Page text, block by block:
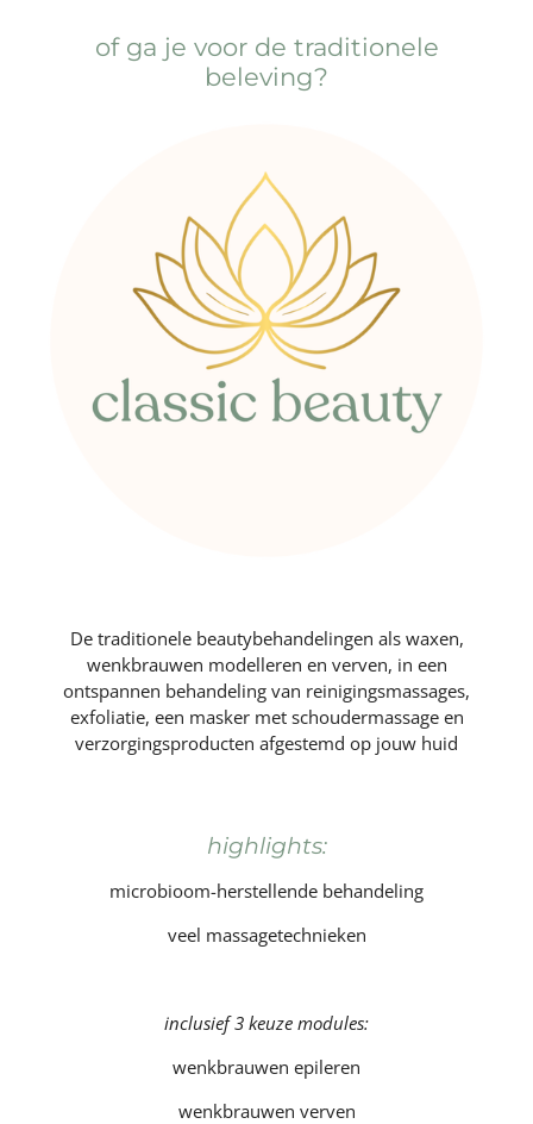
of ga je voor de traditionele
beleving?
De traditionele beautybehandelingen als waxen,
wenkbrauwen modelleren en verven, in een
ontspannen behandeling van reinigingsmassages,
exfoliatie, een masker met schoudermassage en
verzorgingsproducten afgestemd op jouw huid
highlights:
microbioom-herstellende behandeling
veel massagetechnieken
inclusief 3 keuze modules:
wenkbrauwen epileren
wenkbrauwen verven